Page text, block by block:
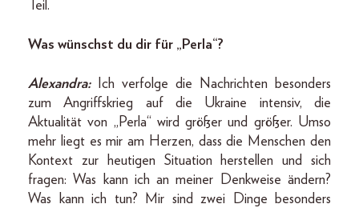
Teil.
Was wünschst du dir für „Perla“?
Alexandra:
Ich verfolge die Nachrichten besonders
zum Angriffskrieg auf die Ukraine intensiv, die
Aktualität von „Perla“ wird größer und größer. Umso
mehr liegt es mir am Herzen, dass die Menschen den
Kontext zur heutigen Situation herstellen und sich
fragen: Was kann ich an meiner Denkweise ändern?
Was kann ich tun? Mir sind zwei Dinge besonders